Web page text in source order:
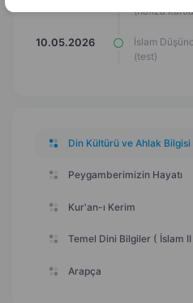
(hafıza
10.05.2026
İslam
(test)
Din Kültürü ve Ahlak Bilgisi
Peygamberimizin Hayatı
Kur'an-ı Kerim
Temel Dini Bilgiler ( İslam II
Arapça